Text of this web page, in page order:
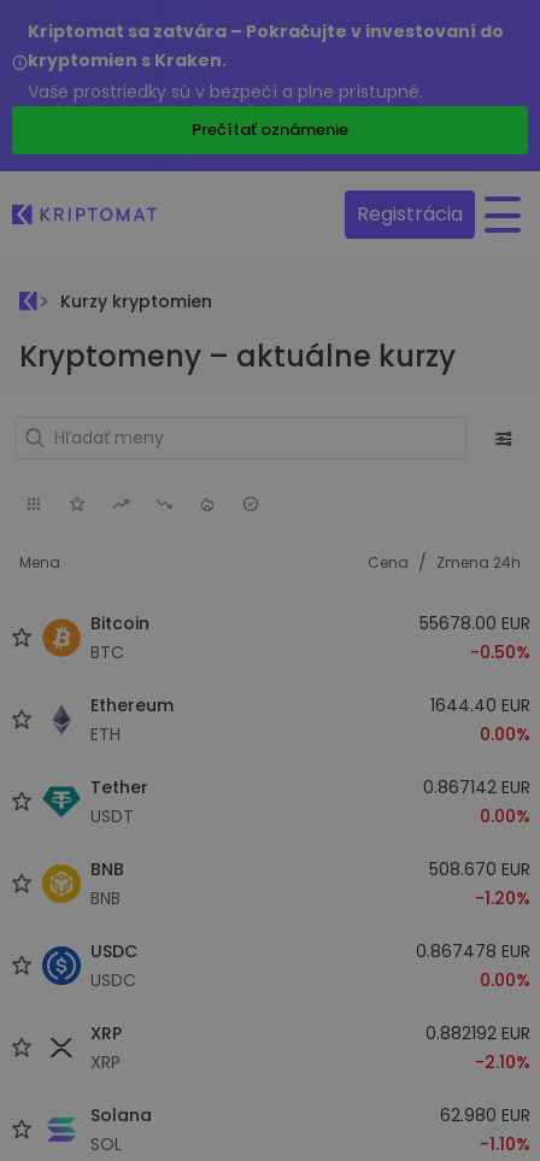
Kriptomat sa zatvára – Pokračujte v investovaní do
kryptomien s Kraken.
Vaše prostriedky sú v bezpečí a plne prístupné.
Prečítať oznámenie
Registrácia
Kurzy kryptomien
Kryptomeny – aktuálne kurzy
Mena Cena / Zmena 24h
Bitcoin
BTC
55678.00 EUR
-0.50%
Ethereum
ETH
1644.40 EUR
0.00%
Tether
USDT
0.867142 EUR
0.00%
BNB
BNB
508.670 EUR
-1.20%
USDC
USDC
0.867478 EUR
0.00%
XRP
XRP
0.882192 EUR
-2.10%
Solana
SOL
62.980 EUR
-1.10%